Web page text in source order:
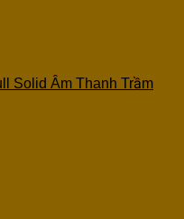
Solid Âm Thanh Trầm